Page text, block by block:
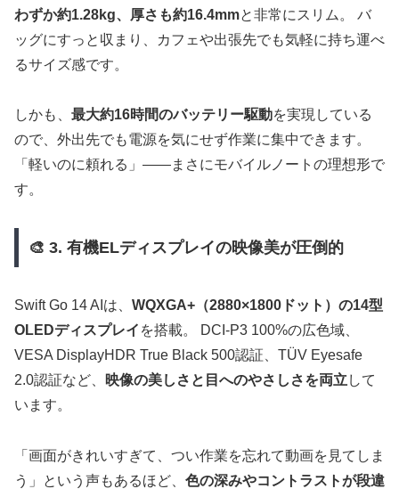
わずか約1.28kg、厚さも約16.4mmと非常にスリム。 バ
ッグにすっと収まり、カフェや出張先でも気軽に持ち運べ
るサイズ感です。
しかも、 最大約16時間のバッテリー駆動を実現している
ので、外出先でも電源を気にせず作業に集中できます。
「軽いのに頼れる」――まさにモバイルノートの理想形で
す。
🎨 3. 有機ELディスプレイの映像美が圧倒的
Swift Go 14 AIは、 WQXGA+（2880×1800ドット）の14型
OLEDディスプレイ を搭載。 DCI-P3 100%の広色域、
VESA DisplayHDR True Black 500認証、TÜV Eyesafe
2.0認証など、
映像の美しさと目へのやさしさを両立 して
います。
「画面がきれいすぎて、つい作業を忘れて動画を見てしま
う」という声もあるほど、 色の深みやコントラストが段違